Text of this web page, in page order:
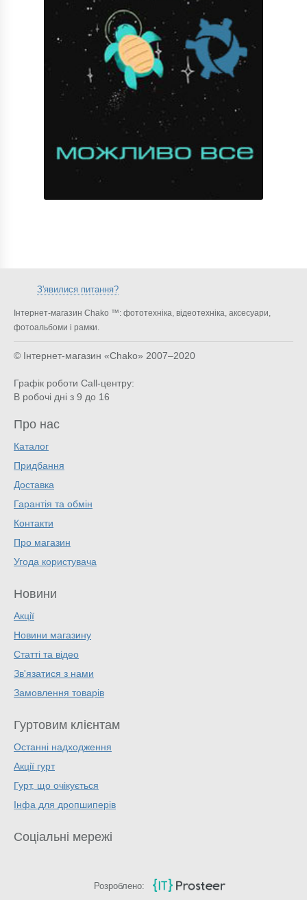
З'явилися питання?
Інтернет-магазин Chako ™: фототехніка, відеотехніка, аксесуари,
фотоальбоми і рамки.
© Інтернет-магазин «Chako» 2007–2020
Графік роботи Call-центру:
В робочі дні з 9 до 16
Про нас
Каталог
Придбання
Доставка
Гарантія та обмін
Контакти
Про магазин
Угода користувача
Новини
Акції
Новини магазину
Статті та відео
Зв'язатися з нами
Замовлення товарів
Гуртовим клієнтам
Останні надходження
Акції гурт
Гурт, що очікується
Інфа для дропшиперів
Соціальні мережі
Розроблено: